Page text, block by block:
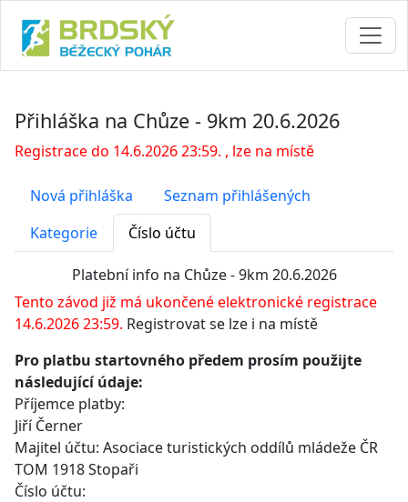
Přihláška na Chůze - 9km 20.6.2026
Registrace do 14.6.2026 23:59. , lze na místě
Nová přihláška
Seznam přihlášených
Kategorie
Číslo účtu
Platební info na Chůze - 9km 20.6.2026
Tento závod již má ukončené elektronické registrace
14.6.2026 23:59. Registrovat se lze i na místě
Pro platbu startovného předem prosím použijte
následující údaje:
Příjemce platby:
Jiří Černer
Majitel účtu: Asociace turistických oddílů mládeže ČR
TOM 1918 Stopaři
Číslo účtu: